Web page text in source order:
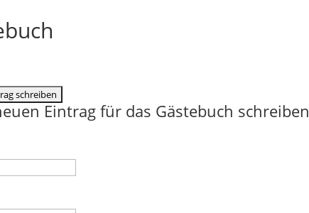
Eintrag für das Gästebuch schreiben